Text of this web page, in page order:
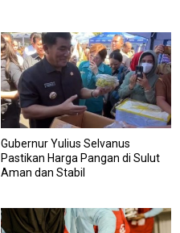
Gubernur Yulius Selvanus
Pastikan Harga Pangan di Sulut
Aman dan Stabil